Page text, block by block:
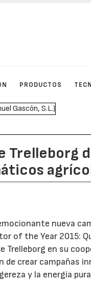
PRODUCTOS
Trelleborg
nueva
of the Year 2015:
Trelleborg en su
crear campañas
y la energía